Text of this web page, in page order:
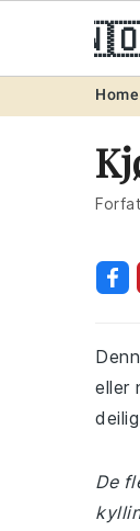
navigation
content
Home
eller
De